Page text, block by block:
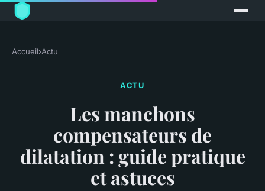
Accueil›Actu
ACTU
Les manchons
compensateurs de
dilatation : guide pratique
et astuces